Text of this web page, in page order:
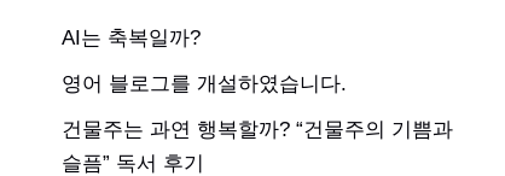
AI는 축복일까?
영어 블로그를 개설하였습니다.
건물주는 과연 행복할까? “건물주의 기쁨과
슬픔” 독서 후기